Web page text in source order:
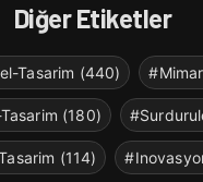
Diğer Etiketler
Tasarim (440)
(180)
(114)